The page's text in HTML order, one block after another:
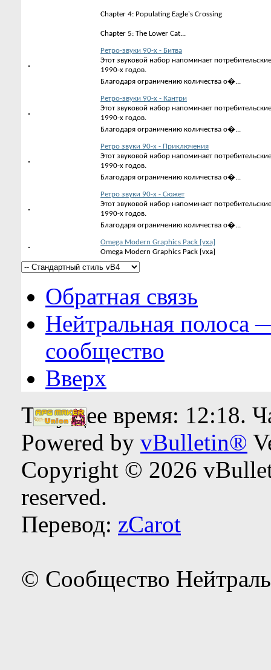
Chapter 4: Populating Eagle's Crossing
Chapter 5: The Lower Cat...
Ретро-звуки 90-х - Битва
Этот звуковой набор напоминает
1990-х годов.
Благодаря ограничению количества о�...
Ретро-звуки 90-х - Кантри
Этот звуковой набор напоминает
1990-х годов.
Благодаря ограничению количества о�...
Ретро звуки 90-х - Приключения
Этот звуковой набор напоминает
1990-х годов.
Благодаря ограничению количества о�...
Ретро звуки 90-х - Сюжет
Этот звуковой набор напоминает
1990-х годов.
Благодаря ограничению количества о�...
Omega Modern Graphics Pack [vxa]
Omega Modern Graphics Pack [vxa]
Обратная связь
Нейтральная полоса
сообщество
Вверх
Текущее время: 12:18.
Powered by vBulletin®
Copyright © 2026
reserved.
Перевод: zCarot
© Сообщество